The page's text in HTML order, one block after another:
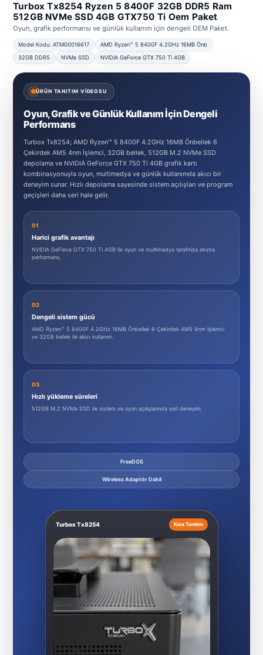
Turbox Tx8254 Ryzen 5 8400F 32GB DDR5 Ram
512GB NVMe SSD 4GB GTX750 Ti Oem Paket
Oyun, grafik performansı ve günlük kullanım için dengeli OEM Paket.
Model Kodu: ATM00016617
AMD Ryzen™ 5 8400F 4.2GHz 16MB Önb
32GB DDR5
NVMe SSD NVIDIA GeForce GTX 750 Ti 4GB
ÜRÜN TANITIM VİDEOSU
Oyun, Grafik ve Günlük Kullanım İçin Dengeli
Performans
Turbox Tx8254; AMD Ryzen™ 5 8400F 4.2GHz 16MB Önbellek 6
Çekirdek AM5 4nm İşlemci, 32GB bellek, 512GB M.2 NVMe SSD
depolama ve NVIDIA GeForce GTX 750 Ti 4GB grafik kartı
kombinasyonuyla oyun, multimedya ve günlük kullanımda akıcı bir
deneyim sunar. Hızlı depolama sayesinde sistem açılışları ve program
geçişleri daha seri hale gelir.
01
Harici grafik avantajı
NVIDIA GeForce GTX 750 Ti 4GB ile oyun ve multimedya tarafında ekstra
performans.
02
Dengeli sistem gücü
AMD Ryzen™ 5 8400F 4.2GHz 16MB Önbellek 6 Çekirdek AM5 4nm İşlemci
ve 32GB bellek ile akıcı kullanım.
03
Hızlı yükleme süreleri
512GB M.2 NVMe SSD ile sistem ve oyun açılışlarında seri deneyim.
FreeDOS
Wireless Adaptör Dahil
Turbox Tx8254 Kısa Tanıtım